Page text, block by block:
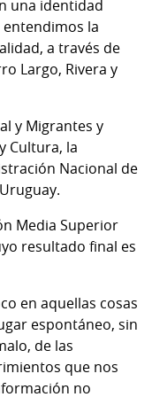
una identidad
la
a través de
Largo, Rivera y
y Migrantes y
Cultura, la
Nacional de
Media Superior
resultado final es
en aquellas cosas
espontáneo, sin
de las
que nos
no